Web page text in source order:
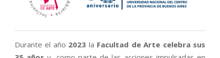
Durante el año 2023 la Facultad de Arte celebra sus